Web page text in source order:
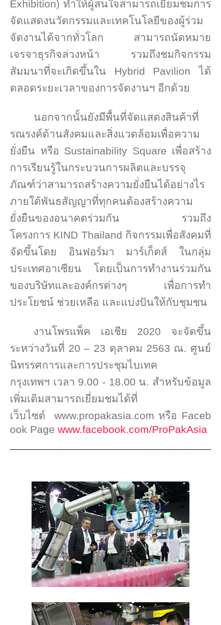
Exhibition) ทำให้ผู้สนใจสามารถเยี่ยมชมการ
จัดแสดงนวัตกรรมและเทคโนโลยีของผู้ร่วม
จัดงานได้จากทั่วโลก สามารถนัดหมาย
เจรจาธุรกิจล่วงหน้า รวมถึงชมกิจกรรม
สัมมนาที่จะเกิดขึ้นใน Hybrid Pavilion ได้
ตลอดระยะเวลาของการจัดงานฯ อีกด้วย
นอกจากนั้นยังมีพื้นที่จัดแสดงสินค้าที่
รณรงค์ด้านสังคมและสิ่งแวดล้อมเพื่อความ
ยั่งยืน หรือ Sustainability Square เพื่อสร้าง
การเรียนรู้ในกระบวนการผลิตและบรรจุ
ภัณฑ์ว่าสามารถสร้างความยั่งยืนได้อย่างไร
ภายใต้พันธสัญญาที่ทุกคนต้องสร้างความ
ยั่งยืนของอนาคตร่วมกัน รวมถึง
โครงการ KIND Thailand กิจกรรมเพื่อสังคมที่
จัดขึ้นโดย อินฟอร์มา มาร์เก็ตส์ ในกลุ่ม
ประเทศอาเซียน โดยเป็นการทำงานร่วมกัน
ของบริษัทและองค์กรต่างๆ เพื่อการทำ
ประโยชน์ ช่วยเหลือ และแบ่งปันให้กับชุมชน
งานโพรแพ็ค เอเชีย 2020 จะจัดขึ้น
ระหว่างวันที่ 20 – 23 ตุลาคม 2563 ณ. ศูนย์
นิทรรศการและการประชุมไบเทค
กรุงเทพฯ เวลา 9.00 - 18.00 น. สำหรับข้อมูล
เพิ่มเติมสามารถเยี่ยมชมได้ที่
เว็บไซต์ www.propakasia.com หรือ Faceb
ook Page www.facebook.com/ProPakAsia